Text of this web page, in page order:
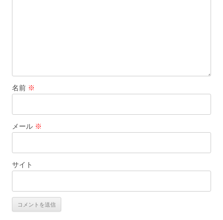
名前 ※
メール ※
サイト